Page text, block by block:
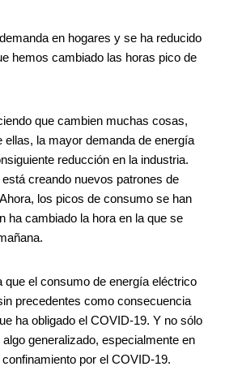
en hogares y se ha reducido
hemos cambiado las horas pico de
que cambien muchas cosas,
ellas, la mayor demanda de energía
reducción en la industria.
creando nuevos patrones de
los picos de consumo se han
ha cambiado la hora en la que se
que el consumo de energía eléctrico
precedentes como consecuencia
ha obligado el COVID-19. Y no sólo
generalizado, especialmente en
por el COVID-19.